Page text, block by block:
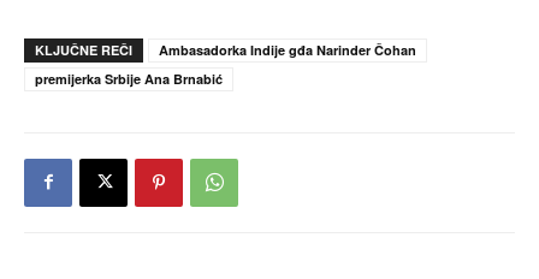
KLJUČNE REČI
Ambasadorka Indije gđa Narinder Čohan
premijerka Srbije Ana Brnabić